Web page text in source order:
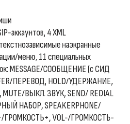
аккаунтов, 4 XML
наэкранные
меню, 11 специальных
MESSAGE/СООБЩЕНИЕ (с СИД
ПЕРЕВОД, HOLD/УДЕРЖАНИЕ,
ВЫКЛ. ЗВУК, SEND/ REDIAL
НАБОР, SPEAKERPHONE/
ГРОМКОСТЬ+, VOL-/ГРОМКОСТЬ-